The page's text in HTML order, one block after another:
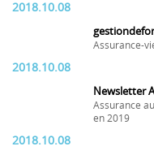
2018.10.08
Assurance-
2018.10.08
Newsletter
Assurance
en 2019
2018.10.08